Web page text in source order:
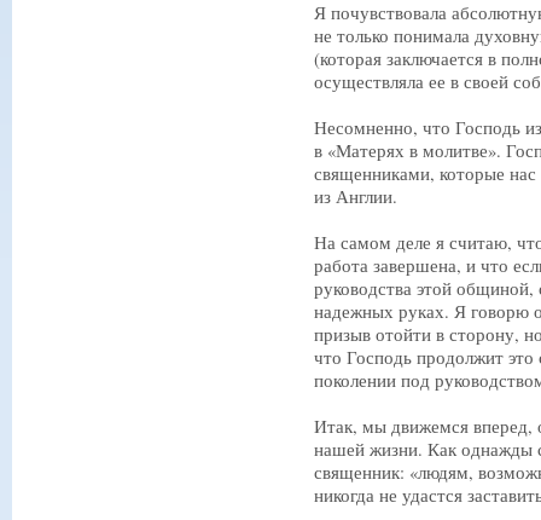
Я почувствовала
не только понимала
(которая заключается в
осуществляла ее в своей
Несомненно, что Господь
в «Матерях в молитве».
священниками, которые
из Англии.
На самом деле я считаю,
работа завершена, и что
руководства этой
надежных руках. Я говорю
призыв отойти в сторону,
что Господь продолжит
поколении под
Итак, мы движемся вперед,
нашей жизни. Как однажды
священник: «людям,
никогда не удастся